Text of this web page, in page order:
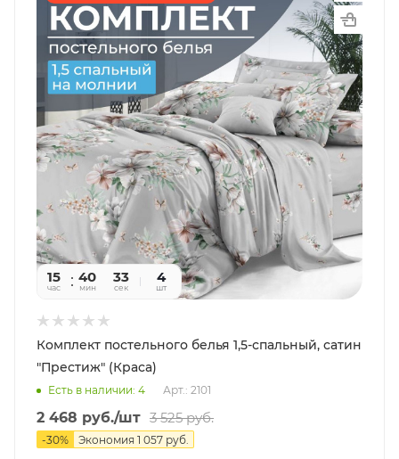
15
час
40
мин
31
сек
4
шт
Комплект постельного белья 1,5-спальный, сатин
"Престиж" (Краса)
Есть в наличии: 4 Арт.: 2101
2 468 руб./шт 3 525руб.
-30% Экономия 1 057 руб.